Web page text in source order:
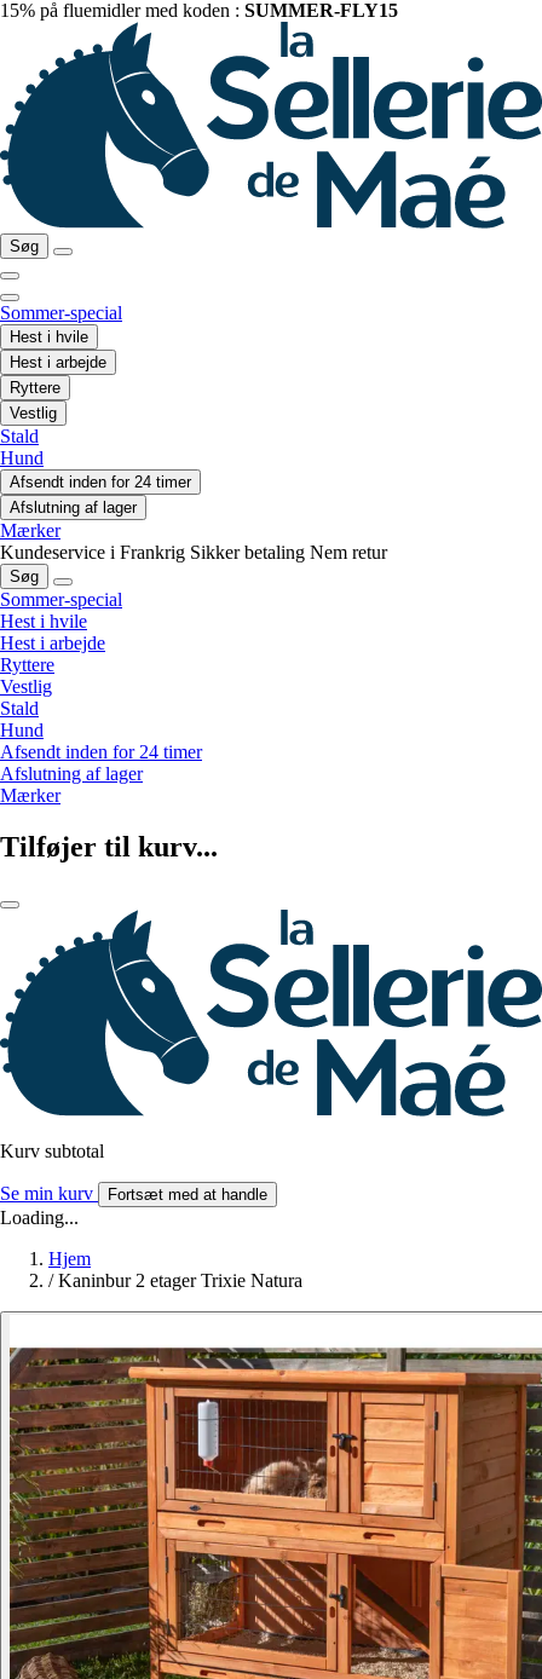
15% på fluemidler med koden : SUMMER-FLY15
Søg
Sommer-special
Hest i hvile
Hest i arbejde
Ryttere
Vestlig
Stald
Hund
Afsendt inden for 24 timer
Afslutning af lager
Mærker
Kundeservice i Frankrig Sikker betaling Nem retur
Søg
Sommer-special
Hest i hvile
Hest i arbejde
Ryttere
Vestlig
Stald
Hund
Afsendt inden for 24 timer
Afslutning af lager
Mærker
Tilføjer til kurv...
Kurv subtotal
Se min kurv Fortsæt med at handle
Loading...
Hjem
/ Kaninbur 2 etager Trixie Natura